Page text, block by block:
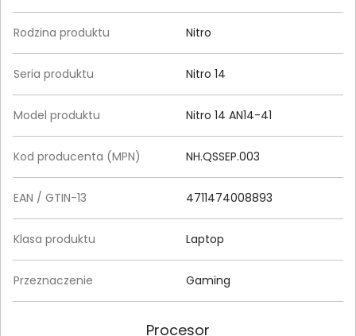
Rodzina produktu Nitro
Seria produktu Nitro 14
Model produktu Nitro 14 AN14-41
Kod producenta (MPN) NH.QSSEP.003
EAN / GTIN-13 4711474008893
Klasa produktu Laptop
Przeznaczenie Gaming
Procesor